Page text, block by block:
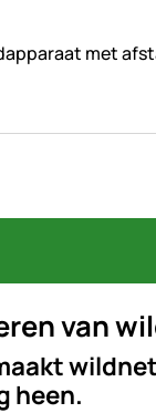
met
van
heen.